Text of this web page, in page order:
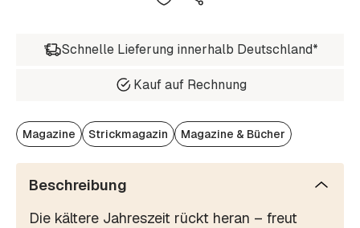
Schnelle Lieferung innerhalb Deutschland*
Kauf auf Rechnung
Magazine Strickmagazin Magazine & Bücher
Beschreibung
Die kältere Jahreszeit rückt heran – freut